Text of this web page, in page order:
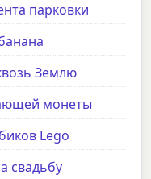
парковки
Землю
монеты
Lego
свадьбу